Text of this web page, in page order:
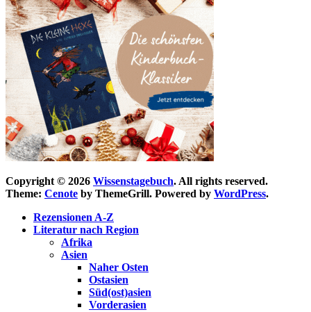
Copyright © 2026 Wissenstagebuch. All rights reserved.
Theme: Cenote by ThemeGrill. Powered by WordPress.
Rezensionen A-Z
Literatur nach Region
Afrika
Asien
Naher Osten
Ostasien
Süd(ost)asien
Vorderasien